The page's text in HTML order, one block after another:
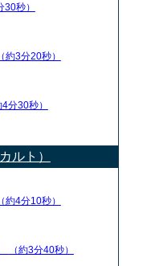
30秒）
（約3分20秒）
4分30秒）
ルト）
（約4分10秒）
（約3分40秒）